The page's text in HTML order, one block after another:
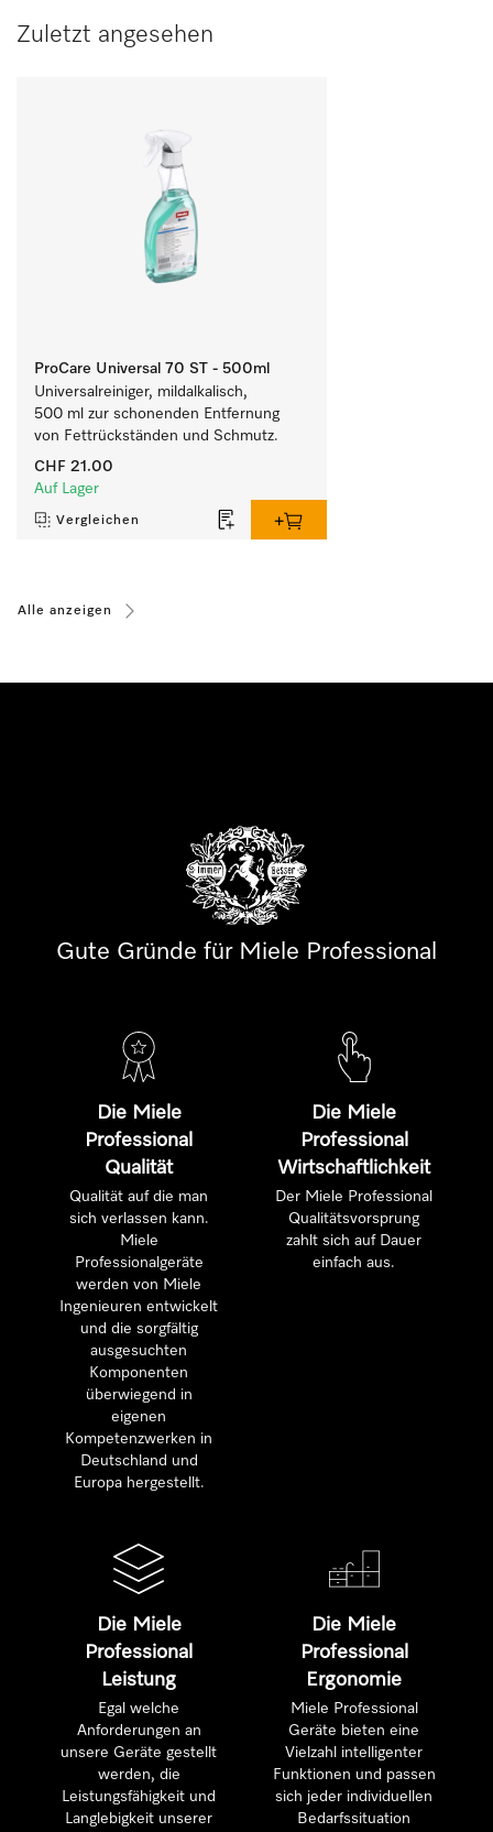
Zuletzt angesehen
ProCare Universal 70 ST - 500ml
Universalreiniger, mildalkalisch,
500 ml zur schonenden Entfernung
von Fettrückständen und Schmutz.
CHF 21.00
Auf Lager
Vergleichen
Alle anzeigen
Gute Gründe für Miele Professional
Die Miele
Professional
Qualität
Qualität auf die man
sich verlassen kann.
Miele
Professionalgeräte
werden von Miele
Ingenieuren entwickelt
und die sorgfältig
ausgesuchten
Komponenten
überwiegend in
eigenen
Kompetenzwerken in
Deutschland und
Europa hergestellt.
Die Miele
Professional
Wirtschaftlichkeit
Der Miele Professional
Qualitätsvorsprung
zahlt sich auf Dauer
einfach aus.
Die Miele
Professional
Leistung
Egal welche
Anforderungen an
unsere Geräte gestellt
werden, die
Leistungsfähigkeit und
Langlebigkeit unserer
Die Miele
Professional
Ergonomie
Miele Professional
Geräte bieten eine
Vielzahl intelligenter
Funktionen und passen
sich jeder individuellen
Bedarfssituation